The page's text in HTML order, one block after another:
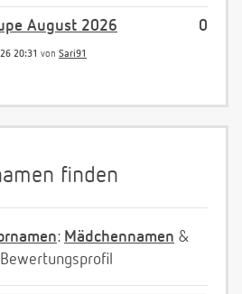
0
August 2026
20:31 von Sari91
finden
: Mädchennamen &